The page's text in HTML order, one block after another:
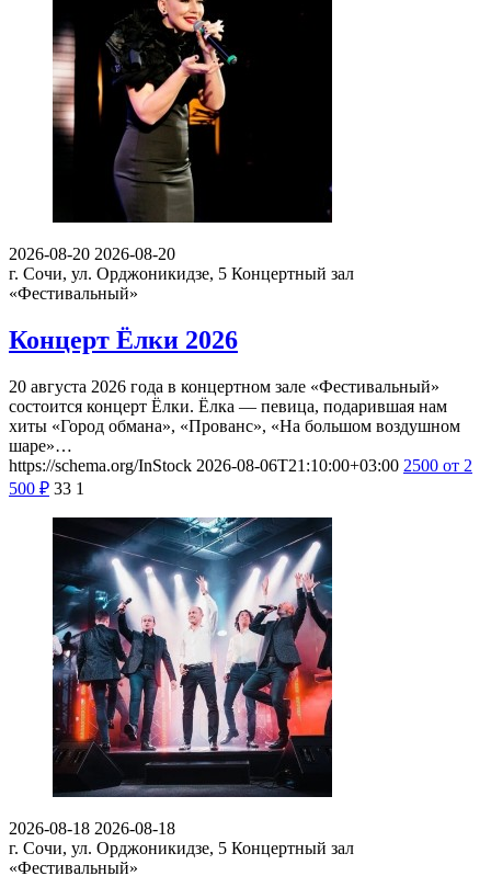
2026-08-20 2026-08-20
г. Сочи, ул. Орджоникидзе, 5 Концертный зал
«Фестивальный»
Концерт Ёлки 2026
20 августа 2026 года в концертном зале «Фестивальный»
состоится концерт Ёлки. Ёлка — певица, подарившая нам
хиты «Город обмана», «Прованс», «На большом воздушном
шаре»…
https://schema.org/InStock 2026-08-06T21:10:00+03:00 2500 от 2
500 ₽ 33 1
2026-08-18 2026-08-18
г. Сочи, ул. Орджоникидзе, 5 Концертный зал
«Фестивальный»